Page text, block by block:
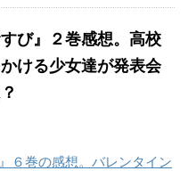
び』２巻感想。高校
ける少女達が発表会
６巻の感想。バレンタイン